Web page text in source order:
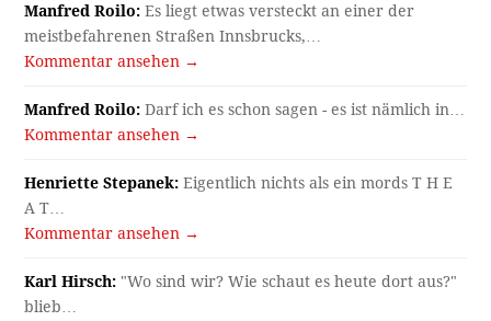
Manfred Roilo: Es liegt etwas versteckt an einer der
meistbefahrenen Straßen Innsbrucks,…
Kommentar ansehen →
Manfred Roilo: Darf ich es schon sagen - es ist nämlich in…
Kommentar ansehen →
Henriette Stepanek: Eigentlich nichts als ein mords T H E
A T…
Kommentar ansehen →
Karl Hirsch: "Wo sind wir? Wie schaut es heute dort aus?"
blieb…